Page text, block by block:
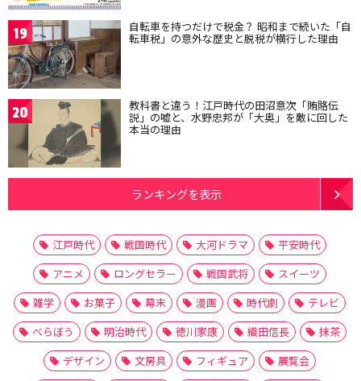
19 自転車を持つだけで税金？ 昭和まで続いた「自
転車税」の意外な歴史と脱税が横行した理由
20 教科書と違う！江戸時代の田沼意次「賄賂伝
説」の嘘と、水野忠邦が「大奥」を敵に回した
本当の理由
ランキングを表示
江戸時代 戦国時代 大河ドラマ
平安時代
アニメ
ロングセラー 戦国武将
スイーツ
雑学
お菓子 幕末 漫画 時代劇
テレビ
べらぼう
明治時代 徳川家康 織田信長
抹茶
デザイン
文房具 フィギュア
展覧会